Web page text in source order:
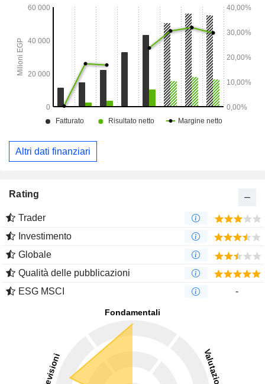
Altri dati finanziari
Rating
Trader
Investimento
Globale
Qualità delle pubblicazioni
ESG MSCI
-